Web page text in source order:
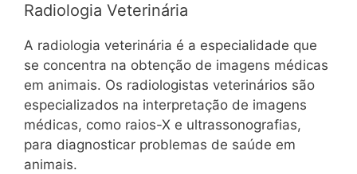
Radiologia Veterinária
A radiologia veterinária é a especialidade que
se concentra na obtenção de imagens médicas
em animais. Os radiologistas veterinários são
especializados na interpretação de imagens
médicas, como raios-X e ultrassonografias,
para diagnosticar problemas de saúde em
animais.